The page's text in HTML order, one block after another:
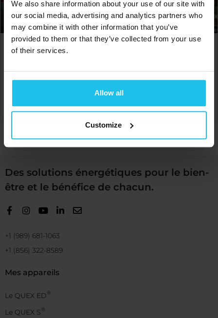
We also share information about your use of our site with
our social media, advertising and analytics partners who
may combine it with other information that you’ve
provided to them or that they’ve collected from your use
of their services.
Allow all
Customize
Thérapie holistique de
€150.00 €90.00
Des solutions énergétiques pour le bien-
être et le bénéfice de chacun.
+1 (989) 681-1063
+1 (856) 322-8589
Mes appareils
Le QUEX ED®
Le QUEX S®